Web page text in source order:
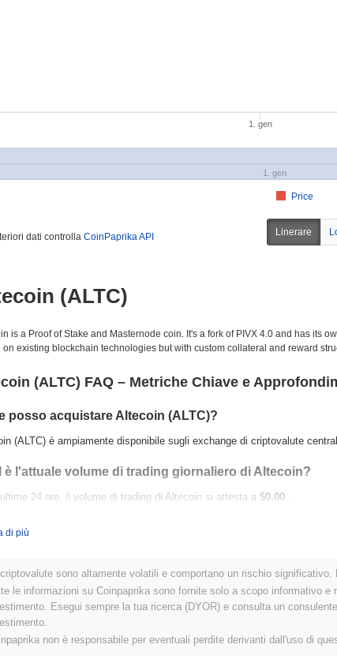
Price
1. gen
1. gen
dati controlla CoinPaprika API Linerare
(ALTC)
is a Proof of Stake and Masternode coin. It's a fork of PIVX 4.0 and has its
on existing blockchain technologies but with custom collateral and reward
(ALTC) FAQ – Metriche Chiave e
posso acquistare Altecoin (ALTC)?
(ALTC) è ampiamente disponibile sugli exchange di criptovalute
è l'attuale volume di trading giornaliero di Altecoin?
24 ore, il volume di trading di Altecoin si attesta a $0.00 .
è lo storico della fascia di prezzo di Altecoin?
Storico (ATL):$0.00
è attualmente scambiato ~100.00% al di sotto del suo ATH .
7 giorni, Altecoin ha guadagnato
di più
sono altamente volatili e comportano un rischio
le informazioni su Coinpaprika sono fornite solo a scopo informativo
Esegui sempre la tua ricerca (DYOR) e consulta un
non è responsabile per eventuali perdite derivanti dall'uso di